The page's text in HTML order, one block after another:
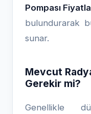
Pompası
bulundurarak
sunar.
Mevcut
Gerekir mi?
Genellikle